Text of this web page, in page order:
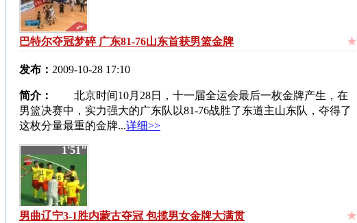
巴特尔夺冠梦碎 广东81-76山东首获男篮金牌 ★
发布： 2009-10-28 17:10
简介：
北京时间10月28日，十一届全运会最后一枚金牌产生，在
男篮决赛中，实力强大的广东队以81-76战胜了东道主山东队，夺得了
这枚分量最重的金牌...详细>>
1'51"
男曲辽宁3-1胜内蒙古夺冠 包揽男女金牌大满贯 ★